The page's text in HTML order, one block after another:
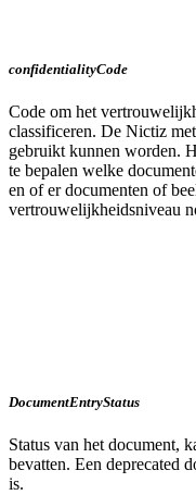
confidentialityCode
Code om het
classificeren. De Nictiz
gebruikt kunnen worden.
te bepalen welke
en of er documenten of
vertrouwelijkheidsniveau
DocumentEntryStatus
Status van het document,
bevatten. Een deprecated
is.